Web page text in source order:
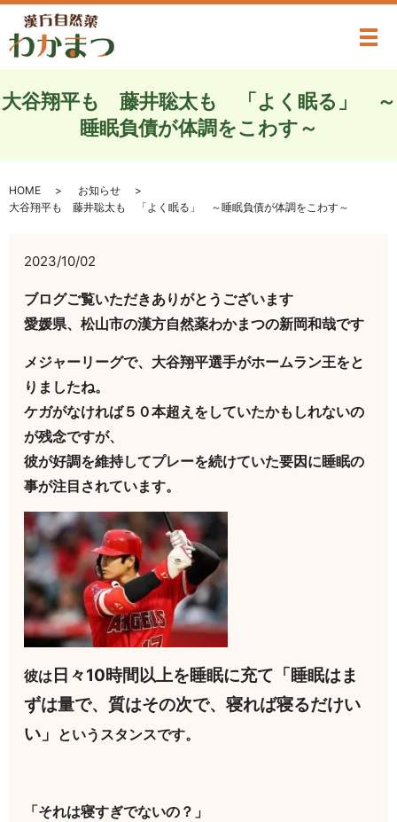
メ
大谷翔平も 藤井聡太も 「よく眠る」 ～
睡眠負債が体調をこわす～
HOME
お知らせ
大谷翔平も 藤井聡太も 「よく眠る」 ～睡眠負債が体調をこわす～
2023/10/02
ブログご覧いただきありがとうございます
愛媛県、松山市の漢方自然薬わかまつの新岡和哉です
メジャーリーグで、大谷翔平選手がホームラン王をと
りましたね。
ケガがなければ５０本超えをしていたかもしれないの
が残念ですが、
彼が好調を維持してプレーを続けていた要因に睡眠の
事が注目されています。
彼は 日々10時間以上を睡眠に充て「睡眠はま
ずは量で、質はその次で、寝れば寝るだけい
い」 というスタンスです。
「それは寝すぎでないの？」